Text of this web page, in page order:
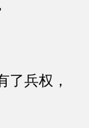
兵权，